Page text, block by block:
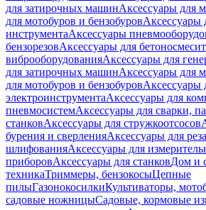
для затирочных машинАксессуары для
для мотобуров и бензобуровАксессуары
инструментаАксессуары
бензорезовАксессуары для
виброоборудованияАксессуары для
для затирочных машинАксессуары для
для мотобуров и бензобуровАксессуары
электроинструментаАксессуары для
пневмосистемАксессуары для сварки,
станковАксессуары для стружкоотсосов
бурения и сверленияАксессуары для
шлифованияАксессуары для
приборовАксессуары для станковДом и
техникаТриммеры, бензокосыЦепные
пилыГазонокосилкиКультиваторы,
садовые ножницыСадовые, кормовые